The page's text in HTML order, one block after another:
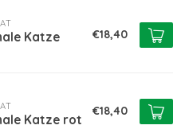
Katze €18,40
Katze rot
€18,40